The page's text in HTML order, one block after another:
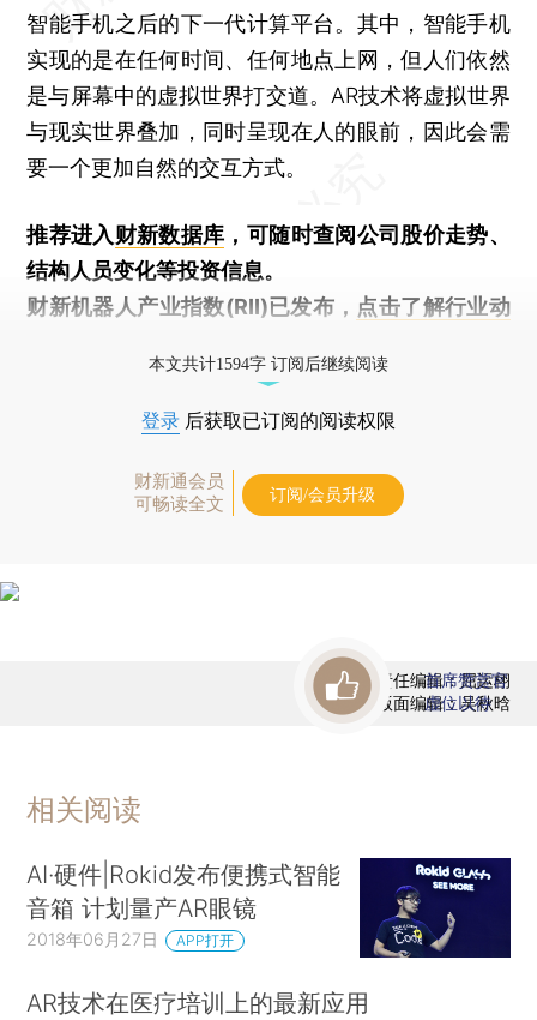
智能手机之后的下一代计算平台。其中，智能手机
实现的是在任何时间、任何地点上网，但人们依然
是与屏幕中的虚拟世界打交道。AR技术将虚拟世界
与现实世界叠加，同时呈现在人的眼前，因此会需
要一个更加自然的交互方式。
推荐进入财新数据库 ，可随时查阅公司股价走势、
结构人员变化等投资信息。
财新机器人产业指数(RII)已发布， 点击了解行业动
本文共计1594字 订阅后继续阅读
登录 后获取已订阅的阅读权限
财新通会员
可畅读全文
订阅/会员升级
责任编辑：屈运栩
版面编辑：吴秋晗
首席赞赏官
虚位以待
相关阅读
AI·硬件|Rokid发布便携式智能
音箱 计划量产AR眼镜
2018年06月27日 APP打开
AR技术在医疗培训上的最新应用